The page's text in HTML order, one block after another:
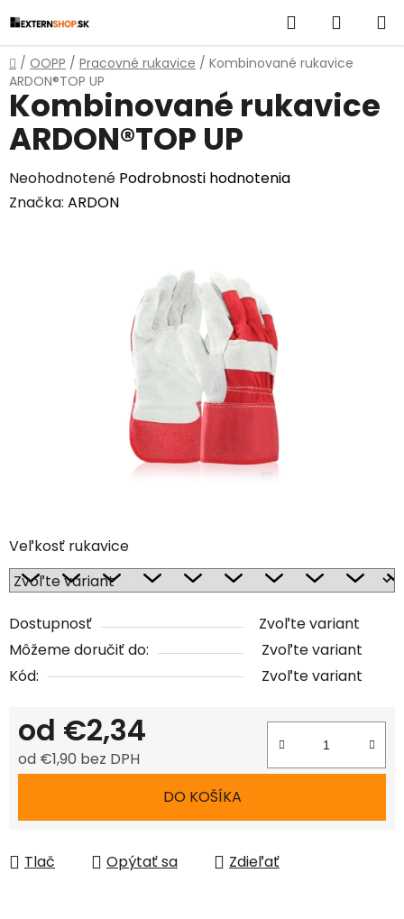
na
obsah
Hľadať
KOŠÍK
Domov
/ OOPP / Pracovné rukavice / Kombinované rukavice
ARDON®TOP UP
Veľkosť rukavice
Dostupnosť
Zvoľte variant
Môžeme doručiť do:
Zvoľte variant
Kód:
Zvoľte variant
od €2,34
od €1,90 bez DPH
DO KOŠÍKA
Tlač Opýtať sa Zdieľať
Kombinované rukavice
ARDON®TOP UP
Priemerné
hodnotenie
Neohodnotené Podrobnosti hodnotenia
Značka: ARDON